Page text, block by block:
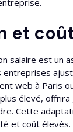
et
salaire est un
web à Paris
élevé,
Cette
et coût élevés.